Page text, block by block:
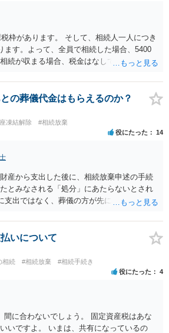
枠があります。 そして、相続人一人につき
ます。よって、全員で相続した場合、5400
続が収まる場合、税金はなしです。 一人が
は、全員で相続する方が税金はお得です。
話し合いの結果、親がすべて相続と決める
でも相続の非課税枠は、全員で相続した540
くなり、母が全部相続すると、母から三人
が非課税枠となります。 そうすると、母が
、両親のどちらかが亡くなってから相続す
ます。 計画的に相続をするのがおすすめと
以外にも気をつける点はあるかもしれませ
するのがおすすめと思います。
の葬儀代金はもらえるのか？
凍結解除 #相続放棄
役にたった 14
産から支出した後に、相続放棄申述の手続
とみなされる「処分」にあたらないとされ
支出ではなく、葬儀の方が先に来るのが通常
いますが) ただ、葬儀費用ならいくらでもよ
分相応の、社会的儀式として当然認められ
えた方がよいです。 もし、相続人の皆さん
力がなく、質素な葬儀を行った費用であれ
単純承認と認められない可能性が高いの
いについて
相続 #相続放棄 #相続手続き
役にたった 4
間に合わないでしょう。 固定資産税はあな
いですよ。 いまは、共有になっているの